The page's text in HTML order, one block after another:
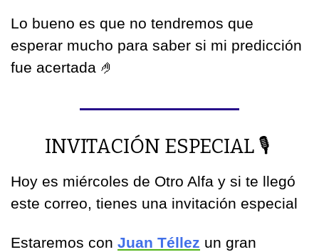
Lo bueno es que no tendremos que
esperar mucho para saber si mi predicción
fue acertada 🤌
INVITACIÓN ESPECIAL 🎙
Hoy es miércoles de Otro Alfa y si te llegó
este correo, tienes una invitación especial
Estaremos con Juan Téllez un gran